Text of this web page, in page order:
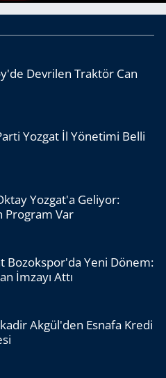
Devrilen Traktör Can
Yozgat İl Yönetimi Belli
Yozgat'a Geliyor:
Program Var
Bozokspor'da Yeni Dönem:
İmzayı Attı
Akgül'den Esnafa Kredi